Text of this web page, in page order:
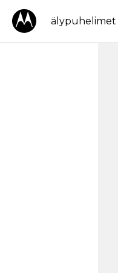
älypuhelimet